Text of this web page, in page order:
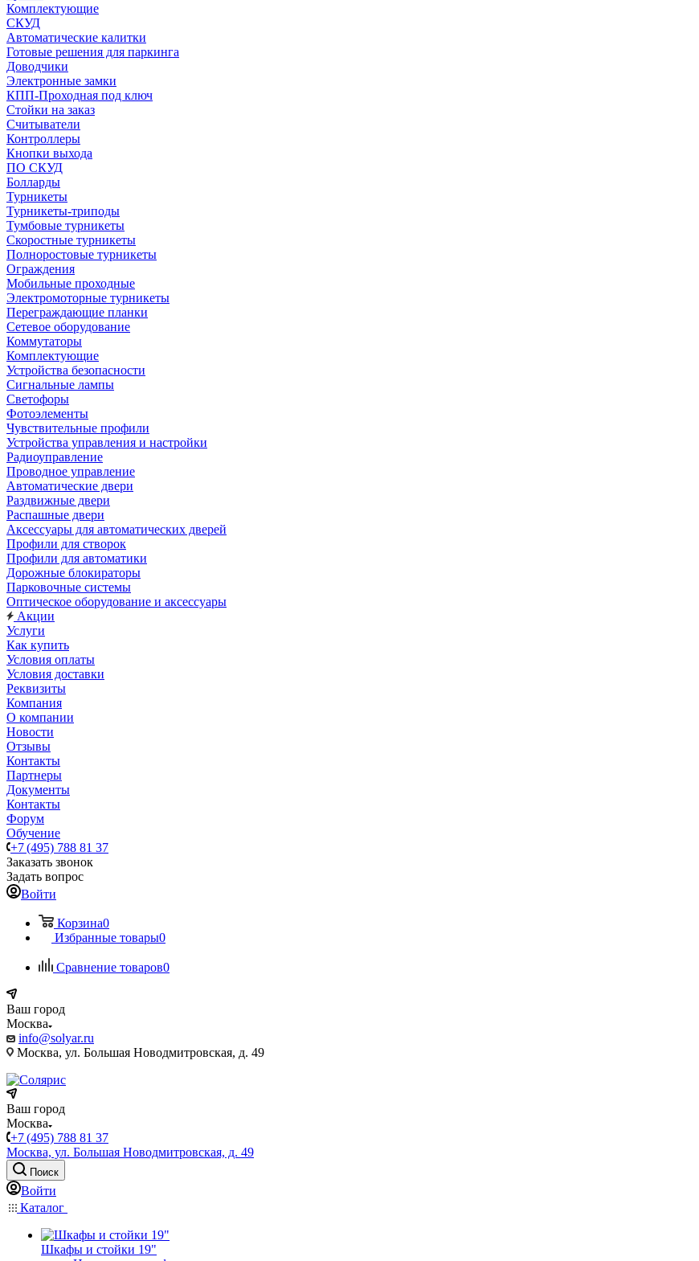
Комплектующие
СКУД
Автоматические калитки
Готовые решения для паркинга
Доводчики
Электронные замки
КПП-Проходная под ключ
Стойки на заказ
Считыватели
Контроллеры
Кнопки выхода
ПО СКУД
Болларды
Турникеты
Турникеты-триподы
Тумбовые турникеты
Скоростные турникеты
Полноростовые турникеты
Ограждения
Мобильные проходные
Электромоторные турникеты
Переграждающие планки
Сетевое оборудование
Коммутаторы
Комплектующие
Устройства безопасности
Сигнальные лампы
Светофоры
Фотоэлементы
Чувствительные профили
Устройства управления и настройки
Радиоуправление
Проводное управление
Автоматические двери
Раздвижные двери
Распашные двери
Аксессуары для автоматических дверей
Профили для створок
Профили для автоматики
Дорожные блокираторы
Парковочные системы
Оптическое оборудование и аксессуары
Акции
Услуги
Как купить
Условия оплаты
Условия доставки
Реквизиты
Компания
О компании
Новости
Отзывы
Контакты
Партнеры
Документы
Контакты
Форум
Обучение
+7 (495) 788 81 37
Заказать звонок
Задать вопрос
Войти
Корзина0
Избранные товары0
Сравнение товаров0
Ваш город
Москва
info@solyar.ru
Москва, ул. Большая Новодмитровская, д. 49
Ваш город
Москва
+7 (495) 788 81 37
Москва, ул. Большая Новодмитровская, д. 49
Поиск
Войти
Каталог
Шкафы и стойки 19"